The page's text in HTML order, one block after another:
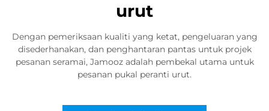
urut
Dengan pemeriksaan kualiti yang ketat, pengeluaran yang
disederhanakan, dan penghantaran pantas untuk projek
pesanan seramai, Jamooz adalah pembekal utama untuk
pesanan pukal peranti urut.